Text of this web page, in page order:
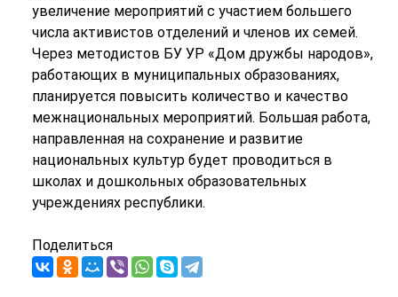
увеличение мероприятий с участием большего
числа активистов отделений и членов их семей.
Через методистов БУ УР «Дом дружбы народов»,
работающих в муниципальных образованиях,
планируется повысить количество и качество
межнациональных мероприятий. Большая работа,
направленная на сохранение и развитие
национальных культур будет проводиться в
школах и дошкольных образовательных
учреждениях республики.
Поделиться